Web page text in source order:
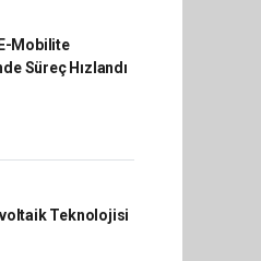
Mobilite
Süreç Hızlandı
Teknolojisi